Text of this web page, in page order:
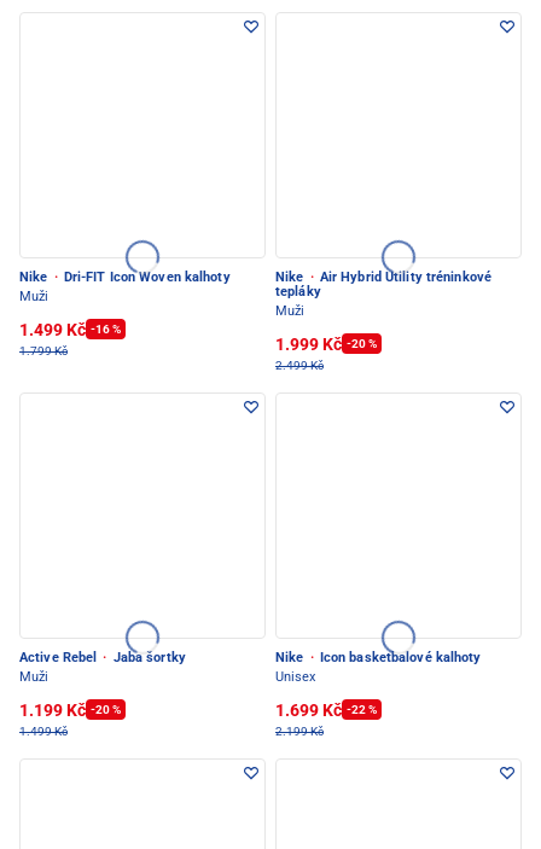
Nike · Dri-FIT Icon Woven kalhoty
Muži
1.499 Kč -16 %
1.799 Kč
Nike · Air Hybrid Utility tréninkové
tepláky
Muži
1.999 Kč -20 %
2.499 Kč
Active Rebel · Jaba šortky
Muži
1.199 Kč -20 %
1.499 Kč
Nike ·
Icon basketbalové kalhoty
Unisex
1.699 Kč -22 %
2.199 Kč